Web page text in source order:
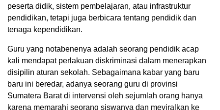
peserta didik, sistem pembelajaran, atau infrastruktur
pendidikan, tetapi juga berbicara tentang pendidik dan
tenaga kependidikan.
Guru yang notabenenya adalah seorang pendidik acap
kali mendapat perlakuan diskriminasi dalam menerapkan
disipilin aturan sekolah. Sebagaimana kabar yang baru
baru ini beredar, adanya seorang guru di provinsi
Sumatera Barat di intervensi oleh sejumlah orang hanya
karena memarahi seorang siswanya dan meviralkan ke